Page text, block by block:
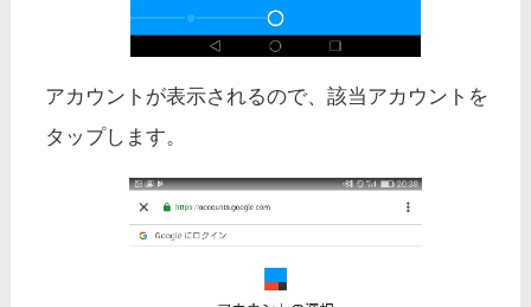
アカウントが表示されるので、該当アカウントを
タップします。